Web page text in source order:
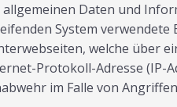
Daten und
System
welche über
Protokoll-Adresse (IP-
im Falle von